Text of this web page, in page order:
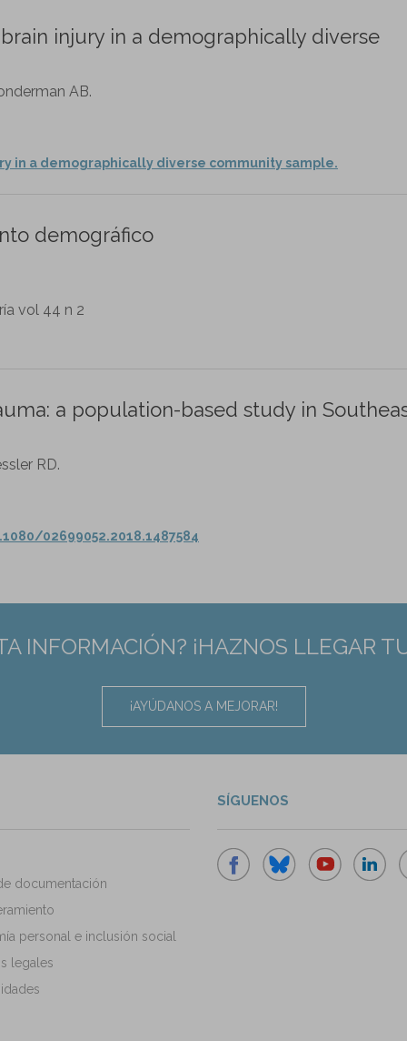
injury in a demographically diverse
AB.
in a demographically diverse community sample.
demográfico
vol 44 n 2
a population-based study in
RD.
02699052.2018.1487584
INFORMACIÓN? ¡HAZNOS LLEGAR
¡AYÚDANOS A MEJORAR!
documentación
personal e inclusión social
legales
SÍGUENOS